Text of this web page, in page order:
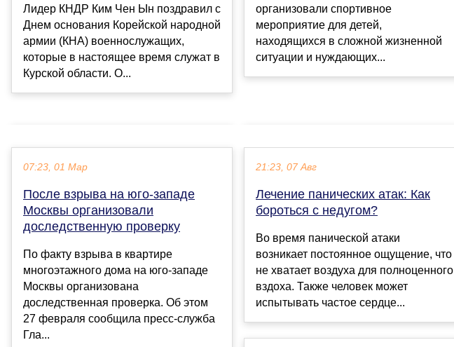
Лидер КНДР Ким Чен Ын поздравил с
Днем основания Корейской народной
армии (КНА) военнослужащих,
которые в настоящее время служат в
Курской области. О...
организовали спортивное
мероприятие для детей,
находящихся в сложной жизненной
ситуации и нуждающих...
07:23, 01 Мар
После взрыва на юго-западе
Москвы организовали
доследственную проверку
По факту взрыва в квартире
многоэтажного дома на юго-западе
Москвы организована
доследственная проверка. Об этом
27 февраля сообщила пресс-служба
Гла...
21:23, 07 Авг
Лечение панических атак: Как
бороться с недугом?
Во время панической атаки
возникает постоянное ощущение, что
не хватает воздуха для полноценного
вздоха. Также человек может
испытывать частое сердце...